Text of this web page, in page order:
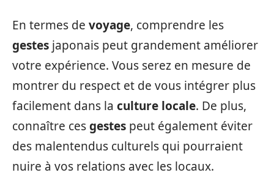
En termes de voyage, comprendre les
gestes japonais peut grandement améliorer
votre expérience. Vous serez en mesure de
montrer du respect et de vous intégrer plus
facilement dans la culture locale. De plus,
connaître cesgestes peut également éviter
des malentendus culturels qui pourraient
nuire à vos relations avec les locaux.